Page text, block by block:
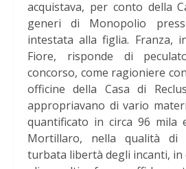
acquistava, per conto della
generi di Monopolio
intestata alla figlia. Franza,
Fiore, risponde di
concorso, come ragioniere
officine della Casa di
appropriavano di vario
quantificato in circa 96 mila
Mortillaro, nella qualità di
turbata libertà degli incanti,